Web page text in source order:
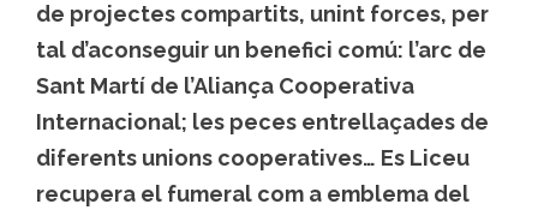
de projectes compartits, unint forces, per
tal d’aconseguir un benefici comú: l’arc de
Sant Martí de l’Aliança Cooperativa
Internacional; les peces entrellaçades de
diferents unions cooperatives… Es Liceu
recupera el fumeral com a emblema del